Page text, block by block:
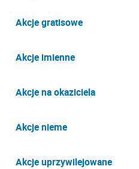
Akcje gratisowe
Akcje imienne
Akcje na okaziciela
Akcje nieme
Akcje uprzywilejowane